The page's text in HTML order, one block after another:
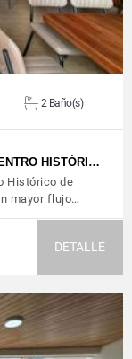
2 Baño(s)
HISTÓRI…
Histórico de
mayor flujo…
DETALLE